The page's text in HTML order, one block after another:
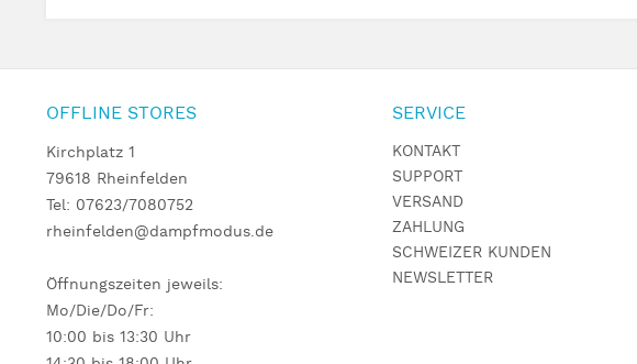
OFFLINE STORES
Kirchplatz 1
79618 Rheinfelden
Tel: 07623/7080752
rheinfelden@dampfmodus.de
Öffnungszeiten jeweils:
Mo/Die/Do/Fr:
10:00 bis 13:30 Uhr
SERVICE
KONTAKT
SUPPORT
VERSAND
ZAHLUNG
SCHWEIZER KUNDEN
NEWSLETTER